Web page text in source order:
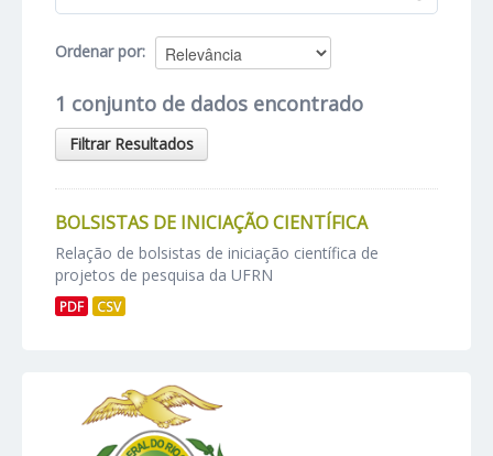
Ordenar por
1 conjunto de dados encontrado
Filtrar Resultados
BOLSISTAS DE INICIAÇÃO CIENTÍFICA
Relação de bolsistas de iniciação científica de
projetos de pesquisa da UFRN
PDF CSV